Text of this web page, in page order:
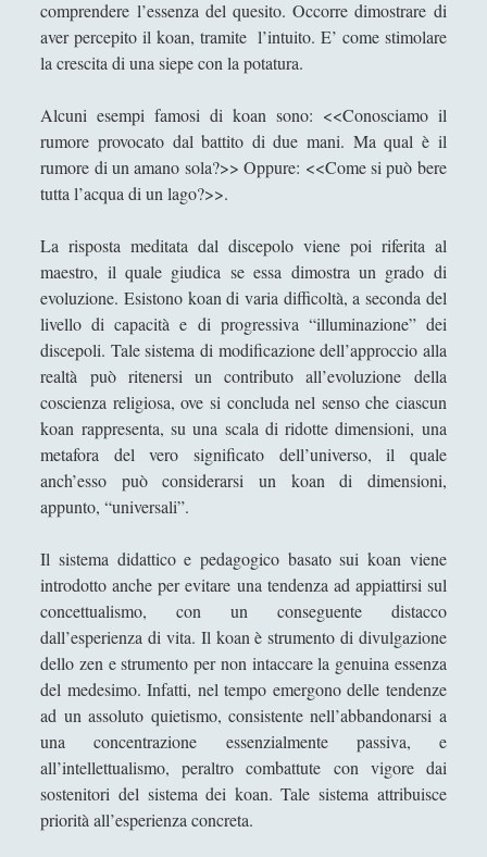
Valerio Stagno
Wolfgang Francesco Pili
comprendere l’essenza del quesito. Occorre dimostrare di
aver percepito il koan, tramite l’intuito. E’ come stimolare
la crescita di una siepe con la potatura.
Alcuni esempi famosi di koan sono: <<Conosciamo il
rumore provocato dal battito di due mani. Ma qual è il
rumore di un amano sola?>> Oppure: <<Come si può bere
tutta l’acqua di un lago?>>.
La risposta meditata dal discepolo viene poi riferita al
maestro, il quale giudica se essa dimostra un grado di
evoluzione. Esistono koan di varia difficoltà, a seconda del
livello di capacità e di progressiva “illuminazione” dei
discepoli. Tale sistema di modificazione dell’approccio alla
realtà può ritenersi un contributo all’evoluzione della
coscienza religiosa, ove si concluda nel senso che ciascun
koan rappresenta, su una scala di ridotte dimensioni, una
metafora del vero significato dell’universo, il quale
anch’esso può considerarsi un koan di dimensioni,
appunto, “universali”.
Il sistema didattico e pedagogico basato sui koan viene
introdotto anche per evitare una tendenza ad appiattirsi sul
concettualismo, con un conseguente distacco
dall’esperienza di vita. Il koan è strumento di divulgazione
dello zen e strumento per non intaccare la genuina essenza
del medesimo. Infatti, nel tempo emergono delle tendenze
ad un assoluto quietismo, consistente nell’abbandonarsi a
una concentrazione essenzialmente passiva, e
all’intellettualismo, peraltro combattute con vigore dai
sostenitori del sistema dei koan. Tale sistema attribuisce
priorità all’esperienza concreta.